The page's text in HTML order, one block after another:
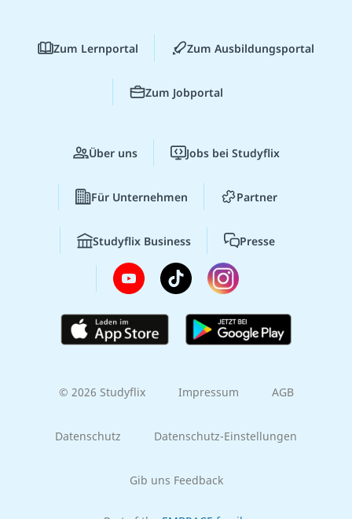
Zum Lernportal Zum Ausbildungsportal
Zum Jobportal
Über uns Jobs bei Studyflix
Für Unternehmen Partner
Studyflix Business Presse
© 2026 Studyflix Impressum AGB
Datenschutz Datenschutz-Einstellungen
Gib uns Feedback